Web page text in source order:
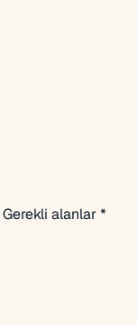
Gerekli alanlar*